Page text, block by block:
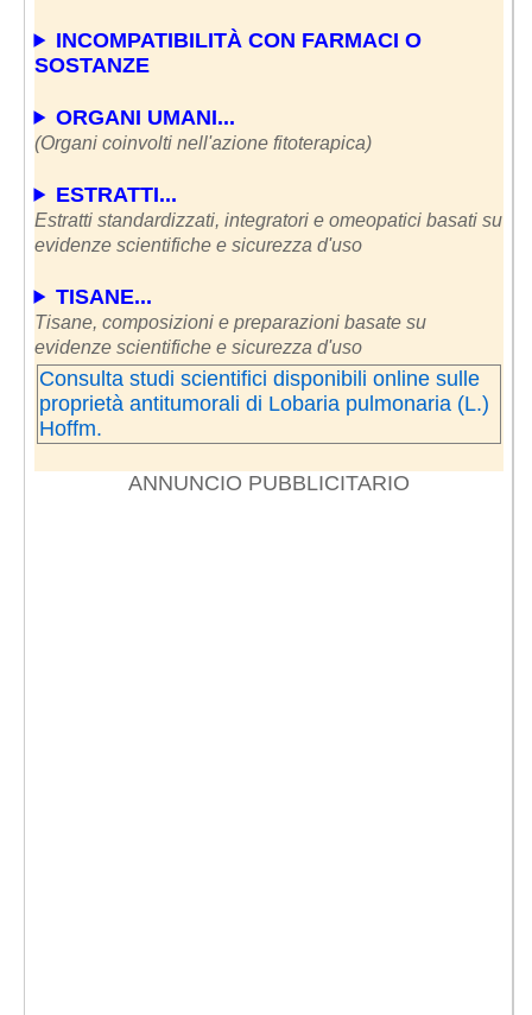
INCOMPATIBILITÀ CON FARMACI O
SOSTANZE
ORGANI UMANI...
(Organi coinvolti nell'azione fitoterapica)
ESTRATTI...
Estratti standardizzati, integratori e omeopatici basati su
evidenze scientifiche e sicurezza d'uso
TISANE...
Tisane, composizioni e preparazioni basate su
evidenze scientifiche e sicurezza d'uso
Consulta studi scientifici disponibili online sulle
proprietà antitumorali di Lobaria pulmonaria (L.)
Hoffm.
ANNUNCIO PUBBLICITARIO